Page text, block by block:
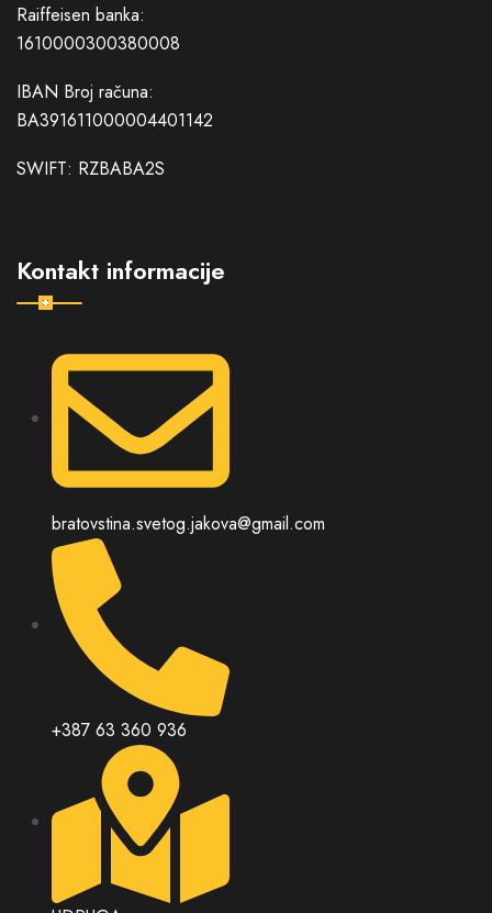
Raiffeisen banka:
1610000300380008
IBAN Broj računa:
BA391611000004401142
SWIFT: RZBABA2S
Kontakt informacije
bratovstina.svetog.jakova@gmail.com
+387 63 360 936